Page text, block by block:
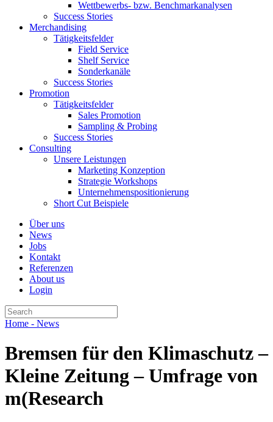
Wettbewerbs- bzw. Benchmarkanalysen
Success Stories
Merchandising
Tätigkeitsfelder
Field Service
Shelf Service
Sonderkanäle
Success Stories
Promotion
Tätigkeitsfelder
Sales Promotion
Sampling & Probing
Success Stories
Consulting
Unsere Leistungen
Marketing Konzeption
Strategie Workshops
Unternehmenspositionierung
Short Cut Beispiele
Über uns
News
Jobs
Kontakt
Referenzen
About us
Login
Home - News
Bremsen für den Klimaschutz –
Kleine Zeitung – Umfrage von
m(Research